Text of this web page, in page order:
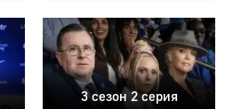
3 сезон 2 серия